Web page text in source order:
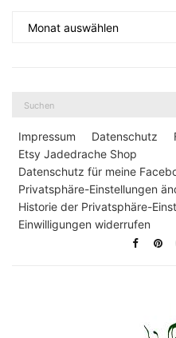
Suche
Impressum Datenschutz
Etsy Jadedrache Shop
Datenschutz für meine
Privatsphäre-Einstellungen
Historie der Privatsphäre-
Einwilligungen widerrufen